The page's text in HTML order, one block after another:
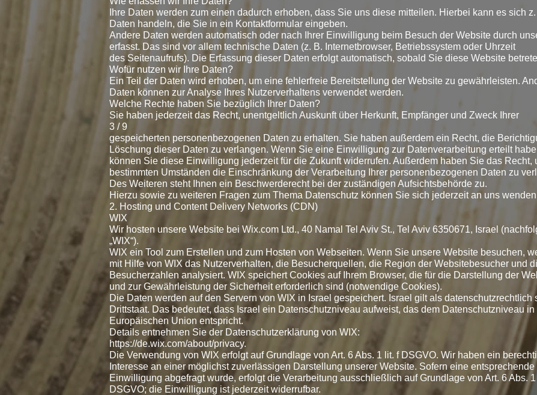
Ihre Daten werden zum einen dadurch erhoben, dass Sie uns diese mitteilen. Hierbei kann es sich
Daten handeln, die Sie in ein Kontaktformular eingeben.
Andere Daten werden automatisch oder nach Ihrer Einwilligung beim Besuch der Website durch
erfasst. Das sind vor allem technische Daten (z. B. Internetbrowser, Betriebssystem oder Uhrzeit
des Seitenaufrufs). Die Erfassung dieser Daten erfolgt automatisch, sobald Sie diese Website
Wofür nutzen wir Ihre Daten?
Ein Teil der Daten wird erhoben, um eine fehlerfreie Bereitstellung der Website zu gewährleisten.
Daten können zur Analyse Ihres Nutzerverhaltens verwendet werden.
Welche Rechte haben Sie bezüglich Ihrer Daten?
Sie haben jederzeit das Recht, unentgeltlich Auskunft über Herkunft, Empfänger und Zweck Ihrer
3 / 9
gespeicherten personenbezogenen Daten zu erhalten. Sie haben außerdem ein Recht, die
Löschung dieser Daten zu verlangen. Wenn Sie eine Einwilligung zur Datenverarbeitung erteilt
können Sie diese Einwilligung jederzeit für die Zukunft widerrufen. Außerdem haben Sie das Recht,
bestimmten Umständen die Einschränkung der Verarbeitung Ihrer personenbezogenen Daten zu
Des Weiteren steht Ihnen ein Beschwerderecht bei der zuständigen Aufsichtsbehörde zu.
Hierzu sowie zu weiteren Fragen zum Thema Datenschutz können Sie sich jederzeit an uns
2. Hosting und Content Delivery Networks (CDN)
WIX
Wir hosten unsere Website bei Wix.com Ltd., 40 Namal Tel Aviv St., Tel Aviv 6350671, Israel
„WIX“).
WIX ein Tool zum Erstellen und zum Hosten von Webseiten. Wenn Sie unsere Website besuchen,
mit Hilfe von WIX das Nutzerverhalten, die Besucherquellen, die Region der Websitebesucher und
Besucherzahlen analysiert. WIX speichert Cookies auf Ihrem Browser, die für die Darstellung der
und zur Gewährleistung der Sicherheit erforderlich sind (notwendige Cookies).
Die Daten werden auf den Servern von WIX in Israel gespeichert. Israel gilt als datenschutzrechtlich
Drittstaat. Das bedeutet, dass Israel ein Datenschutzniveau aufweist, das dem Datenschutzniveau in
Europäischen Union entspricht.
Details entnehmen Sie der Datenschutzerklärung von WIX:
https://de.wix.com/about/privacy.
Die Verwendung von WIX erfolgt auf Grundlage von Art. 6 Abs. 1 lit. f DSGVO. Wir haben ein
Interesse an einer möglichst zuverlässigen Darstellung unserer Website. Sofern eine entsprechende
Einwilligung abgefragt wurde, erfolgt die Verarbeitung ausschließlich auf Grundlage von Art. 6 Abs. 1
DSGVO; die Einwilligung ist jederzeit widerrufbar.